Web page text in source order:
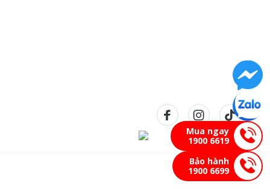
Mua ngay
1900 6619
Bảo hành
1900 6699